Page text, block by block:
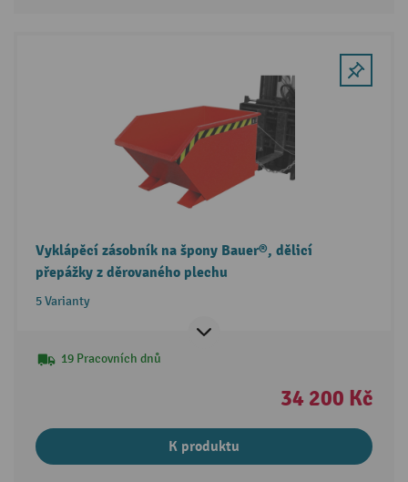
Vyklápěcí zásobník na špony Bauer®, dělicí
přepážky z děrovaného plechu
5 Varianty
19 Pracovních dnů
34 200 Kč
K produktu